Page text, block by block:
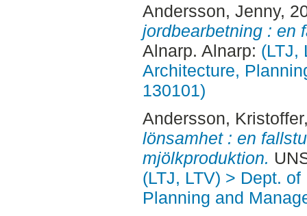
Andersson, Jenny,
jordbearbetning : en
Alnarp. Alnarp: (LTJ,
Architecture,
130101)
Andersson, Kristoffer
lönsamhet : en
mjölkproduktion.
(LTJ, LTV) > Dept.
Planning and